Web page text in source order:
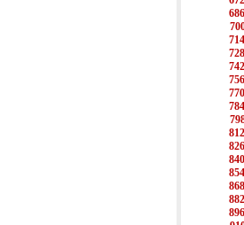
686
714
728
742
756
770
784
812
826
840
854
868
882
896